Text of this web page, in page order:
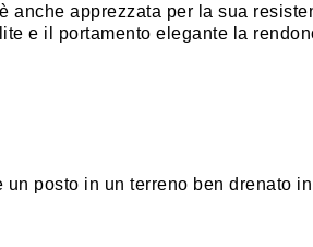
apprezzata per la sua
e il portamento elegante la
posto in un terreno ben drenato